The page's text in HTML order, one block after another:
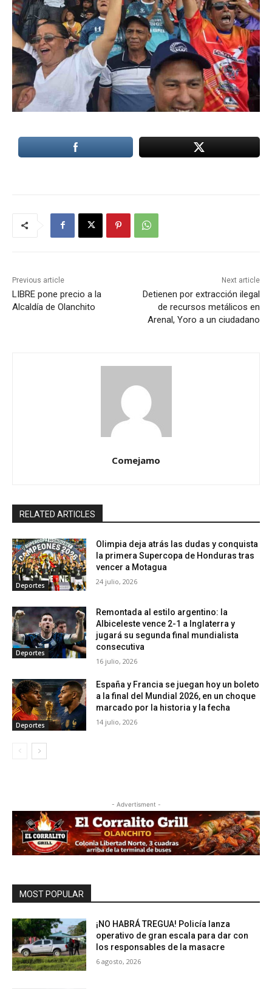
Previous article
LIBRE pone precio a la
Alcaldía de Olanchito
Next article
Detienen por extracción ilegal
de recursos metálicos en
Arenal, Yoro a un ciudadano
Comejamo
RELATED ARTICLES
Deportes
Olimpia deja atrás las dudas y conquista
la primera Supercopa de Honduras tras
vencer a Motagua
24 julio, 2026
Deportes
Remontada al estilo argentino: la
Albiceleste vence 2-1 a Inglaterra y
jugará su segunda final mundialista
consecutiva
16 julio, 2026
Deportes
España y Francia se juegan hoy un boleto
a la final del Mundial 2026, en un choque
marcado por la historia y la fecha
14 julio, 2026
- Advertisment -
MOST POPULAR
¡NO HABRÁ TREGUA! Policía lanza
operativo de gran escala para dar con
los responsables de la masacre
6 agosto, 2026